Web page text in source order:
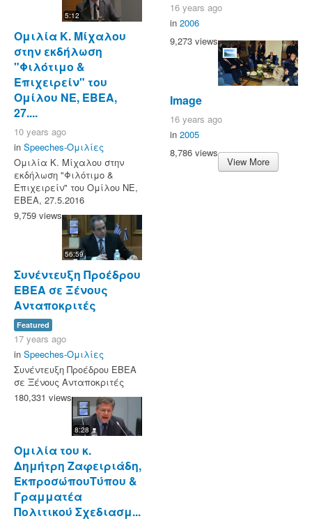
5:12
Ομιλία Κ. Μίχαλου
στην εκδήλωση
"Φιλότιμο &
Επιχειρείν" του
Ομίλου ΝΕ, ΕΒΕΑ,
27....
10 years ago
in Speeches-Ομιλίες
Ομιλία Κ. Μίχαλου στην
εκδήλωση "Φιλότιμο &
Επιχειρείν" του Ομίλου ΝΕ,
ΕΒΕΑ, 27.5.2016
9,759 views
56:59
Συνέντευξη Προέδρου
ΕΒΕΑ σε Ξένους
Ανταποκριτές
Featured
17 years ago
in Speeches-Ομιλίες
Συνέντευξη Προέδρου ΕΒΕΑ
σε Ξένους Ανταποκριτές
180,331 views
8:28
Ομιλία του κ.
Δημήτρη Ζαφειριάδη,
ΕκπροσώπουΤύπου &
Γραμματέα
Πολιτικού Σχεδιασμ...
16 years ago
in 2006
9,273 views
Image
16 years ago
in 2005
8,786 views
View More